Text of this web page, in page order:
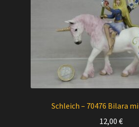
Schleich – 70476 Bilara
12,00 €